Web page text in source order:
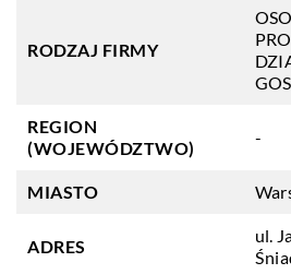
RODZAJ FIRMY
REGION
(WOJEWÓDZTWO)
-
MIASTO
ADRES
ul.